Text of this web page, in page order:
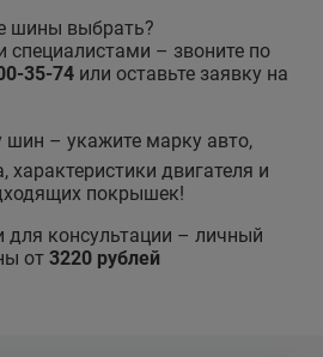
шины выбрать?
– звоните по
35-74 или оставьте заявку на
шин – укажите марку авто,
характеристики двигателя и
покрышек!
для консультации – личный
от 3220 рублей